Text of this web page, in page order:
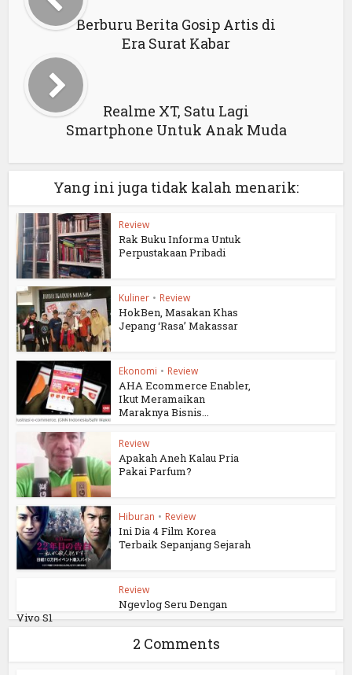
Berburu Berita Gosip Artis di
Era Surat Kabar
Realme XT, Satu Lagi
Smartphone Untuk Anak Muda
Yang ini juga tidak kalah menarik:
Review
Rak Buku Informa Untuk
Perpustakaan Pribadi
Kuliner • Review
HokBen, Masakan Khas
Jepang ‘Rasa’ Makassar
Ekonomi • Review
AHA Ecommerce Enabler,
Ikut Meramaikan
Maraknya Bisnis...
Review
Apakah Aneh Kalau Pria
Pakai Parfum?
Hiburan • Review
Ini Dia 4 Film Korea
Terbaik Sepanjang Sejarah
Review
Ngevlog Seru Dengan
Vivo S1
2 Comments